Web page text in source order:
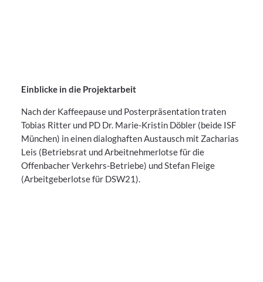
Einblicke in die Projektarbeit
Nach der Kaffeepause und Posterpräsentation traten
Tobias Ritter und PD Dr. Marie-Kristin Döbler (beide ISF
München) in einen dialoghaften Austausch mit Zacharias
Leis (Betriebsrat und Arbeitnehmerlotse für die
Offenbacher Verkehrs-Betriebe) und Stefan Fleige
(Arbeitgeberlotse für DSW21).